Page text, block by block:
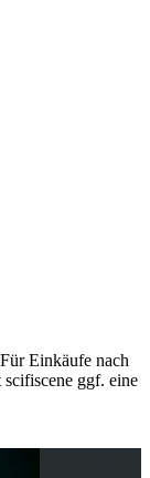
Für Einkäufe nach
ggf. eine